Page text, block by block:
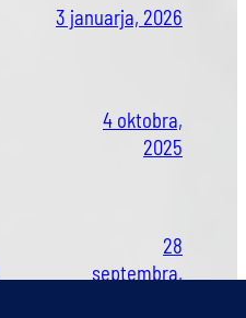
3 januarja, 2026
4 oktobra,
2025
28
septembra,